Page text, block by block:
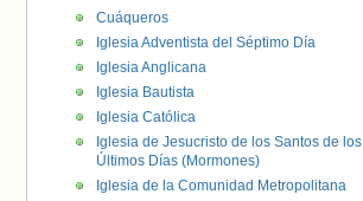
Cuáqueros
Iglesia Adventista del Séptimo Día
Iglesia Anglicana
Iglesia Bautista
Iglesia Católica
Iglesia de Jesucristo de los Santos de los
Últimos Días (Mormones)
Iglesia de la Comunidad Metropolitana